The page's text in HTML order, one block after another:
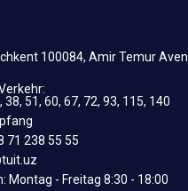
100084, Amir Temur
38, 51, 60, 67, 72, 93, 115, 140
71 238 55 55
Montag - Freitag 8:30 - 18:00